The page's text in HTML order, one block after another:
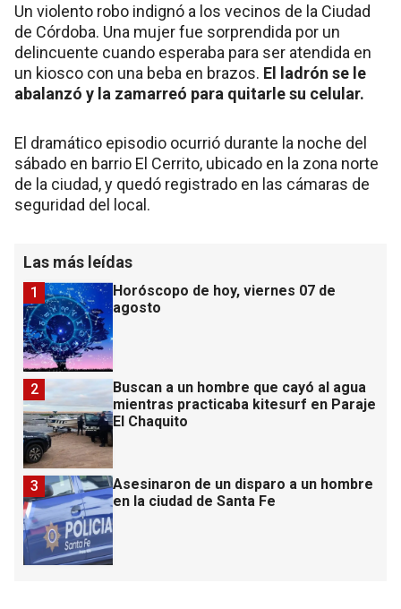
Un violento robo indignó a los vecinos de la Ciudad
de Córdoba. Una mujer fue sorprendida por un
delincuente cuando esperaba para ser atendida en
un kiosco con una beba en brazos. El ladrón se le
abalanzó y la zamarreó para quitarle su celular.
El dramático episodio ocurrió durante la noche del
sábado en barrio El Cerrito, ubicado en la zona norte
de la ciudad, y quedó registrado en las cámaras de
seguridad del local.
Las más leídas
Horóscopo de hoy, viernes 07 de
agosto
1
Buscan a un hombre que cayó al agua
mientras practicaba kitesurf en Paraje
El Chaquito
2
Asesinaron de un disparo a un hombre
en la ciudad de Santa Fe
3